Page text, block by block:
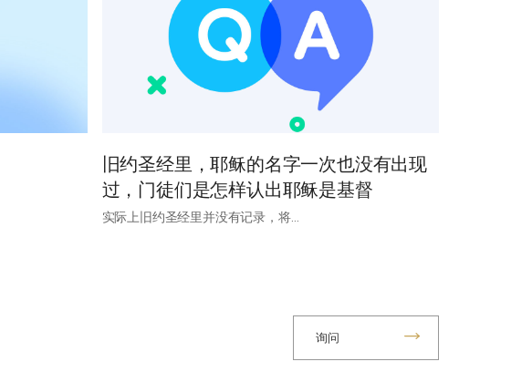
旧约圣经里，耶稣的名字一次也没有出现
过，门徒们是怎样认出耶稣是基督
实际上旧约圣经里并没有记录，将…
询问